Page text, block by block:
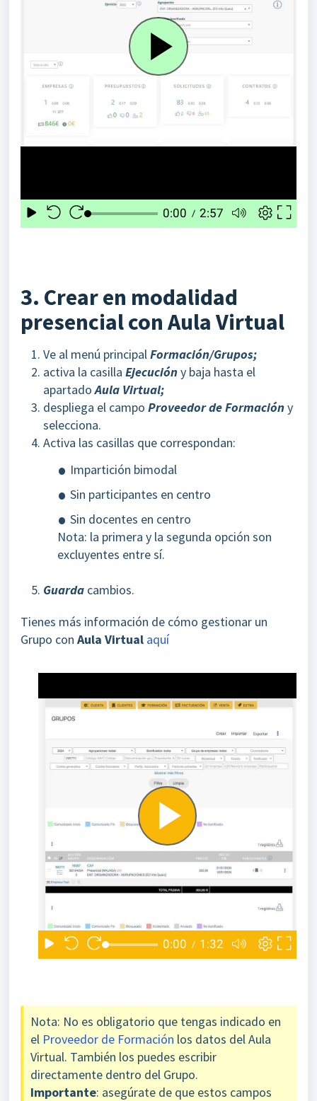
3. Crear en modalidad
presencial con Aula Virtual
Ve al menú principalFormación/Grupos;
activa la casilla Ejecucióny baja hasta el
apartadoAula Virtual;
despliega el campo Proveedor de Formacióny
selecciona.
Activa las casillas que correspondan:
Impartición bimodal
Sin participantes en centro
Sin docentes en centro
Nota: la primera y la segunda opción son
excluyentes entre sí.
Guarda cambios.
Tienes más información de cómo gestionar un
Grupo con Aula Virtual aquí
Nota: No es obligatorio que tengas indicado en
el Proveedor de Formación los datos del Aula
Virtual. También los puedes escribir
directamente dentro del Grupo.
Importante: asegúrate de que estos campos